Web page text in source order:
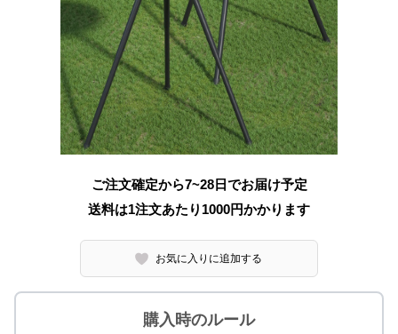
ご注文確定から7~28日でお届け予定
送料は1注文あたり 1000円かかります
お気に入りに追加する
購入時のルール